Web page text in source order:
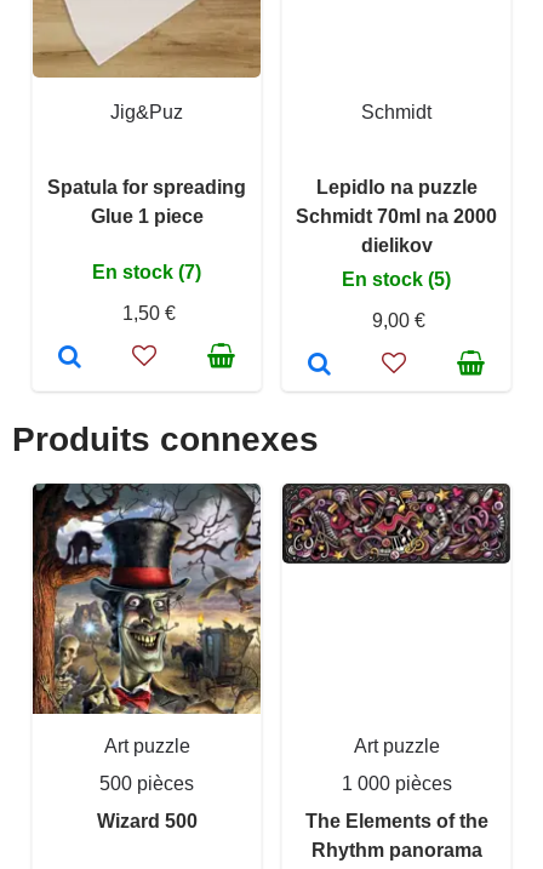
Jig&Puz
Spatula for spreading
Glue 1 piece
En stock (7)
1,50 €
Schmidt
Lepidlo na puzzle
Schmidt 70ml na 2000
dielikov
En stock (5)
9,00 €
Produits connexes
Art puzzle
500 pièces
Wizard 500
Art puzzle
1 000 pièces
The Elements of the
Rhythm panorama